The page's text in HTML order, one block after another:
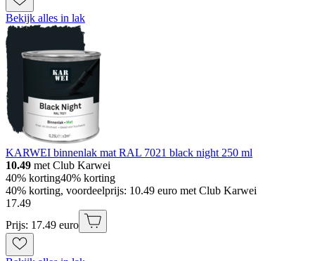
Bekijk alles in lak
KARWEI binnenlak mat RAL 7021 black night 250 ml
10.49 met Club Karwei
40% korting40% korting
40% korting, voordeelprijs: 10.49 euro met Club Karwei
17.49
Prijs: 17.49 euro